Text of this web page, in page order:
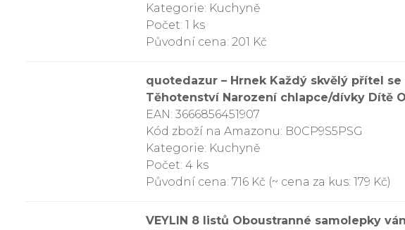
Kategorie: Kuchyně
Počet: 1 ks
Původní cena: 201 Kč
quotedazur – Hrnek Každý skvělý přítel
Těhotenství Narození chlapce/dívky Dítě
EAN: 3666856451907
Kód zboží na Amazonu: B0CP9S5PSG
Kategorie: Kuchyně
Počet: 4 ks
Původní cena: 716 Kč (~ cena za kus: 179 Kč)
VEYLIN 8 listů Oboustranné samolepky